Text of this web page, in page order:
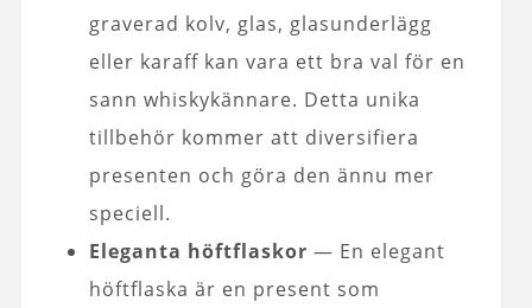
graverad kolv, glas, glasunderlägg
eller karaff kan vara ett bra val för en
sann whiskykännare. Detta unika
tillbehör kommer att diversifiera
presenten och göra den ännu mer
speciell.
Eleganta höftflaskor — En elegant
höftflaska är en present som